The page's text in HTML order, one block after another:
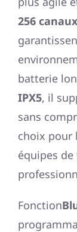
256 canaux
batterie
IPX5, il
sans
choix pour
équipes
Fonction